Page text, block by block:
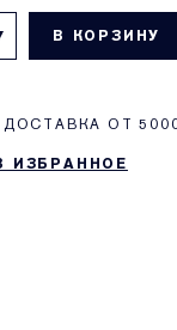
В КОРЗИНУ
ОТ
ИЗБРАННОЕ